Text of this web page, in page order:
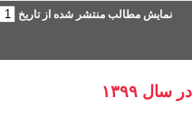
نمایش مطالب منتشر شده از تاریخ
۱۳۹۹